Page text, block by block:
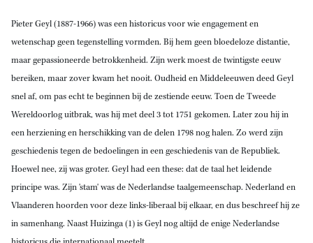
Pieter Geyl (1887-1966) was een historicus voor wie engagement en
wetenschap geen tegenstelling vormden. Bij hem geen bloedeloze distantie,
maar gepassioneerde betrokkenheid. Zijn werk moest de twintigste eeuw
bereiken, maar zover kwam het nooit. Oudheid en Middeleeuwen deed Geyl
snel af, om pas echt te beginnen bij de zestiende eeuw. Toen de Tweede
Wereldoorlog uitbrak, was hij met deel 3 tot 1751 gekomen. Later zou hij in
een herziening en herschikking van de delen 1798 nog halen. Zo werd zijn
geschiedenis tegen de bedoelingen in een geschiedenis van de Republiek.
Hoewel nee, zij was groter. Geyl had een these: dat de taal het leidende
principe was. Zijn 'stam' was de Nederlandse taalgemeenschap. Nederland en
Vlaanderen hoorden voor deze links-liberaal bij elkaar, en dus beschreef hij ze
in samenhang. Naast Huizinga (1) is Geyl nog altijd de enige Nederlandse